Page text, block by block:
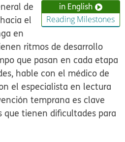
in English
Reading Milestones
de
el
en
ritmos de desarrollo
que pasan en cada etapa
hable con el médico de
el especialista en lectura
temprana es clave
que tienen dificultades para